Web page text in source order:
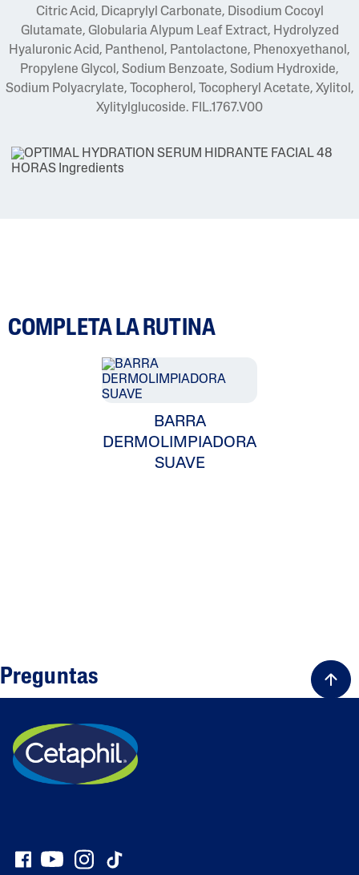
Citric Acid, Dicaprylyl Carbonate, Disodium Cocoyl
Glutamate, Globularia Alypum Leaf Extract, Hydrolyzed
Hyaluronic Acid, Panthenol, Pantolactone, Phenoxyethanol,
Propylene Glycol, Sodium Benzoate, Sodium Hydroxide,
Sodium Polyacrylate, Tocopherol, Tocopheryl Acetate, Xylitol,
Xylitylglucoside. FIL.1767.V00
COMPLETA LA RUTINA
BARRA
DERMOLIMPIADORA
SUAVE
Preguntas